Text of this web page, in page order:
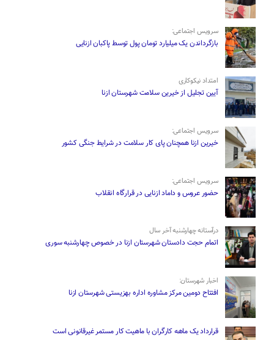
سرویس اجتماعی:
بازگرداندن یک میلیارد تومان پول توسط پاکبان ازنایی
امتداد نیکوکاری
آیین تجلیل از خیرین سلامت شهرستان ازنا
سرویس اجتماعی:
خیرین ازنا همچنان پای کار سلامت در شرایط جنگی کشور
سرویس اجتماعی:
حضور عروس و داماد ازنایی در قرارگاه انقلاب
درآستانه چهارشنبه آخر سال
اتمام حجت دادستان شهرستان ازنا در خصوص چهارشنبه ‌سوری
اخبار شهرستان:
افتتاح دومین مرکز مشاوره اداره بهزیستی شهرستان ازنا
قرارداد یک ماهه کارگران با ماهیت کار مستمر غیرقانونی است